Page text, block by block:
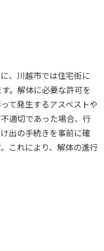
、川越市では住宅街に
。解体に必要な許可を
て発生するアスベストや
適切であった場合、行
出の手続きを事前に確
これにより、解体の進行